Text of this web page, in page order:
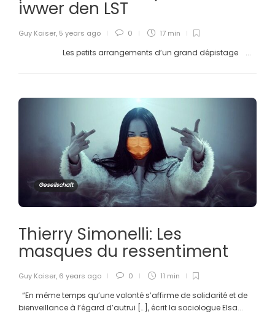
iwwer den LST
Guy Kaiser, 5 years ago 0 17 min
Les petits arrangements d’un grand dépistage ...
Gesellschaft
Thierry Simonelli: Les
masques du ressentiment
Guy Kaiser, 6 years ago 0 11 min
“En même temps qu’une volonté s’affirme de solidarité et de
bienveillance à l’égard d’autrui […], écrit la sociologue Elsa...